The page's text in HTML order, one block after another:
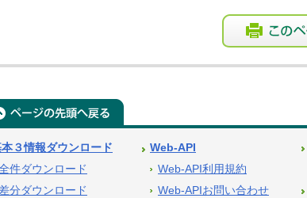
３情報ダウンロード
件ダウンロード
差分ダウンロード
Web-API
Web-API利用規約
Web-APIお問い合わせ